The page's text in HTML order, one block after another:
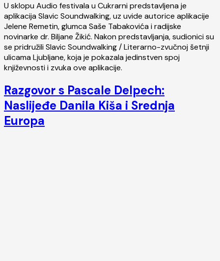
U sklopu Audio festivala u Cukrarni predstavljena je
aplikacija Slavic Soundwalking, uz uvide autorice aplikacije
Jelene Remetin, glumca Saše Tabakovića i radijske
novinarke dr. Biljane Žikić. Nakon predstavljanja, sudionici su
se pridružili Slavic Soundwalking / Literarno-zvučnoj šetnji
ulicama Ljubljane, koja je pokazala jedinstven spoj
književnosti i zvuka ove aplikacije.
Razgovor s Pascale Delpech:
Naslijeđe Danila Kiša i Srednja
Europa